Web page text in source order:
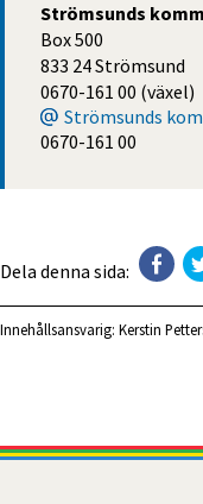
Strömsunds
Box 500
833 24 Strömsund
0670-161 00 (växel)
Strömsunds
0670-161 00
Dela denna sida:
Innehållsansvarig: Kerstin